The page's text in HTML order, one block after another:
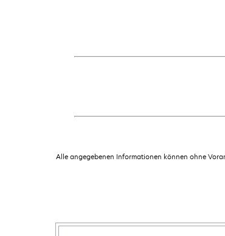
Alle angegebenen Informationen können ohne